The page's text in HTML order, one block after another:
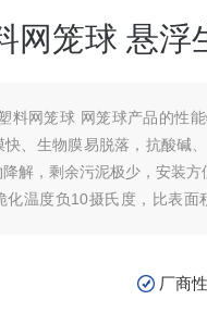
网笼球 悬浮
料网笼球 网笼球产品的性
快、生物膜易脱落，抗酸碱
解，剩余污泥极少，安装方
化温度负10摄氏度，比表面
厂商